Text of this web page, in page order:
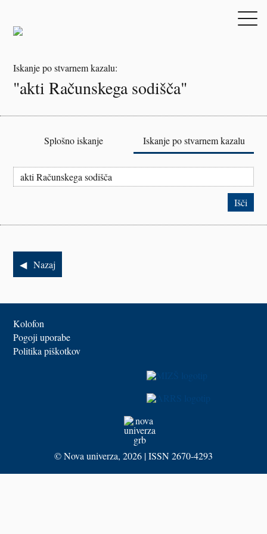
Iskanje po stvarnem kazalu:
"akti Računskega sodišča"
Splošno iskanje Iskanje po stvarnem kazalu
Nazaj
Kolofon
Pogoji uporabe
Politika piškotkov
©Nova univerza, 2026 | ISSN 2670-4293